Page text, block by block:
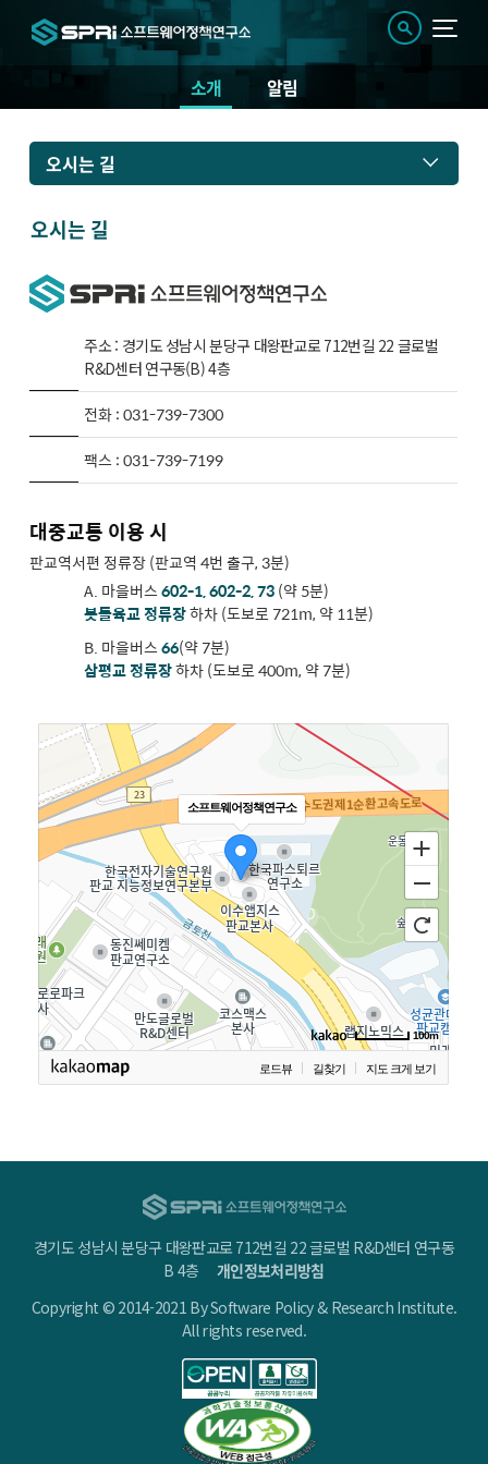
소개 알림
오시는 길
오시는 길
주소 : 경기도 성남시 분당구 대왕판교로 712번길 22 글로벌
R&D센터 연구동(B) 4층
전화 : 031-739-7300
팩스 : 031-739-7199
대중교통 이용 시
판교역서편 정류장 (판교역 4번 출구, 3분)
A. 마을버스602-1, 602-2, 73(약 5분)
봇들육교 정류장하차 (도보로 721m, 약 11분)
B. 마을버스66(약 7분)
삼평교 정류장하차 (도보로 400m, 약 7분)
경기도 성남시 분당구 대왕판교로 712번길 22 글로벌 R&D센터 연구동
B 4층개인정보처리방침
Copyright © 2014-2021 By Software Policy & Research Institute.
All rights reserved.